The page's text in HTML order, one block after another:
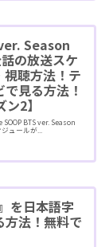
Season
の放送スケ
聴方法！テ
見る方法！
2】
BTS ver. Season
ュールが...
を日本語字
方法！無料で